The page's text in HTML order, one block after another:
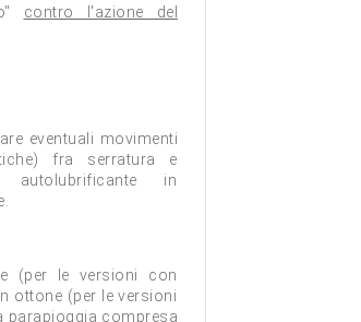
contro l'azione del
eventuali movimenti
fra serratura e
in
(per le versioni con
ottone (per le versioni
parapioggia compresa